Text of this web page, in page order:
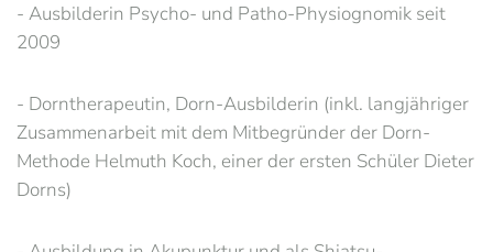
- Ausbilderin Psycho- und Patho-Physiognomik seit
2009
- Dorntherapeutin, Dorn-Ausbilderin (inkl. langjähriger
Zusammenarbeit mit dem Mitbegründer der Dorn-
Methode Helmuth Koch, einer der ersten Schüler Dieter
Dorns)